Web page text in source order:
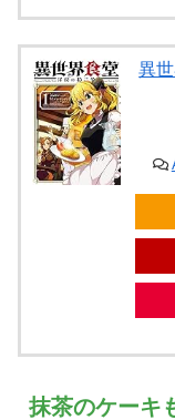
異
抹茶のケーキ